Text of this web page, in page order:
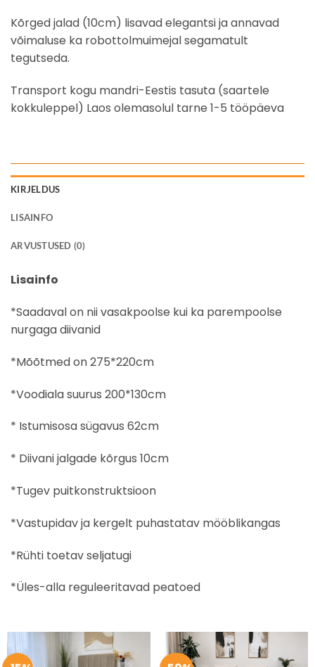
Kõrged jalad (10cm) lisavad elegantsi ja annavad
võimaluse ka robottolmuimejal segamatult
tegutseda.
Transport kogu mandri-Eestis tasuta (saartele
kokkuleppel) Laos olemasolul tarne 1-5 tööpäeva
KIRJELDUS
LISAINFO
ARVUSTUSED (0)
Lisainfo
*Saadaval on nii vasakpoolse kui ka parempoolse
nurgaga diivanid
*Mõõtmed on 275*220cm
*Voodiala suurus 200*130cm
* Istumisosa sügavus 62cm
* Diivani jalgade kõrgus 10cm
*Tugev puitkonstruktsioon
*Vastupidav ja kergelt puhastatav mööblikangas
*Rühti toetav seljatugi
*Üles-alla reguleeritavad peatoed